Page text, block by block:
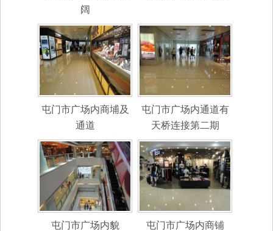
阔
屯门市广场内商埔及
通道
屯门市广场内通道有
天桥连接第二期
屯门市广场内貌 屯门市广场内商铺